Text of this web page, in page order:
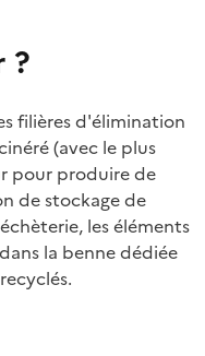
?
filières d'élimination
(avec le plus
pour produire de
de stockage de
les éléments
la benne dédiée